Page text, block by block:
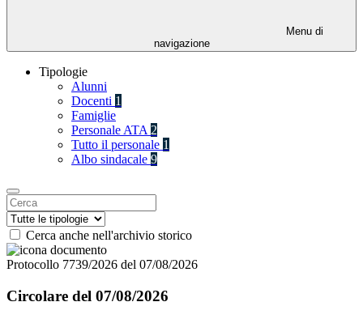
Menu di
navigazione
Tipologie
Alunni
Docenti 1
Famiglie
Personale ATA 2
Tutto il personale 1
Albo sindacale 9
Cerca anche nell'archivio storico
Protocollo 7739/2026 del 07/08/2026
Circolare del 07/08/2026